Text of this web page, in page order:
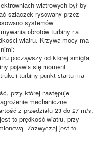
wiatrowych był by
szlaczek rysowany przez
systemów
obrotów turbiny na
wiatru. Krzywa mocy ma
począwszy od której śmigła
pojawia się moment
turbiny punkt startu ma
przy której następuje
mechaniczne
z przedziału 23 do 27 m/s,
to prędkość wiatru, przy
Zazwyczaj jest to